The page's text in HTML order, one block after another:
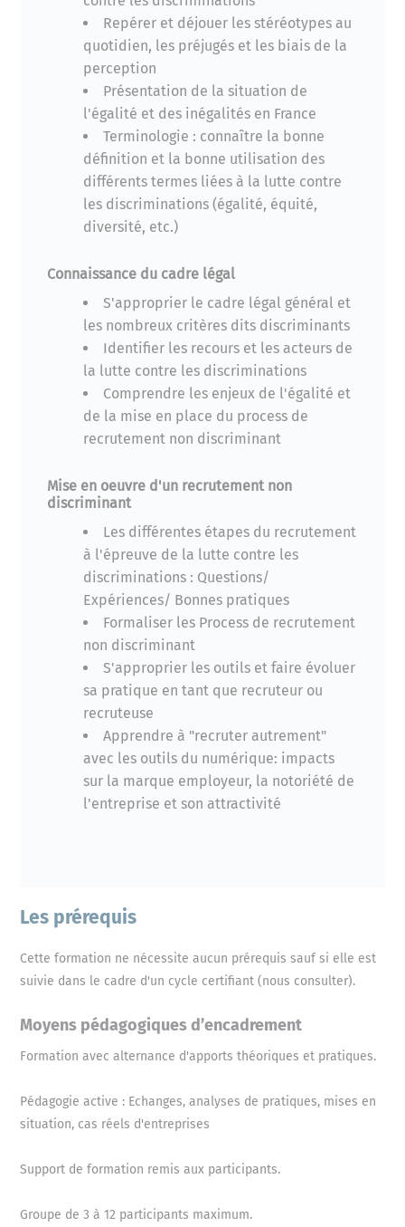
Repérer et déjouer les stéréotypes au
quotidien, les préjugés et les biais de la
perception
Présentation de la situation de
l'égalité et des inégalités en France
Terminologie : connaître la bonne
définition et la bonne utilisation des
différents termes liées à la lutte contre
les discriminations (égalité, équité,
diversité, etc.)
Connaissance du cadre légal
S'approprier le cadre légal général et
les nombreux critères dits discriminants
Identifier les recours et les acteurs de
la lutte contre les discriminations
Comprendre les enjeux de l'égalité et
de la mise en place du process de
recrutement non discriminant
Mise en oeuvre d'un recrutement non
discriminant
Les différentes étapes du recrutement
à l'épreuve de la lutte contre les
discriminations : Questions/
Expériences/ Bonnes pratiques
Formaliser les Process de recrutement
non discriminant
S'approprier les outils et faire évoluer
sa pratique en tant que recruteur ou
recruteuse
Apprendre à "recruter autrement"
avec les outils du numérique: impacts
sur la marque employeur, la notoriété de
l'entreprise et son attractivité
Les prérequis
Cette formation ne nécessite aucun prérequis sauf si elle est
suivie dans le cadre d'un cycle certifiant (nous consulter).
Moyens pédagogiques d’encadrement
Formation avec alternance d'apports théoriques et pratiques.
Pédagogie active : Echanges, analyses de pratiques, mises en
situation, cas réels d'entreprises
Support de formation remis aux participants.
Groupe de 3 à 12 participants maximum.